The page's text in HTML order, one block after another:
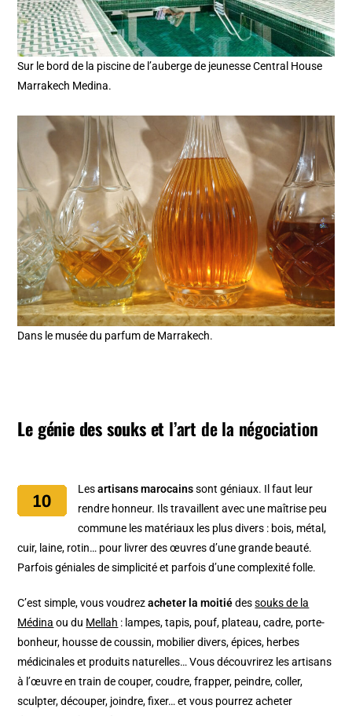
Sur le bord de la piscine de l’auberge de jeunesse Central House
Marrakech Medina.
Dans le musée du parfum de Marrakech.
Le génie des souks et l’art de la négociation
Lesartisans marocainssont géniaux. Il faut leur
rendre honneur. Ils travaillent avec une maîtrise peu
commune les matériaux les plus divers : bois, métal,
cuir, laine, rotin… pour livrer des œuvres d’une grande beauté.
Parfois géniales de simplicité et parfois d’une complexité folle.
C’est simple, vous voudrezacheter la moitiédessouks de la
Médina ou du Mellah : lampes, tapis, pouf, plateau, cadre, porte-
bonheur, housse de coussin, mobilier divers, épices, herbes
médicinales et produits naturelles… Vous découvrirez les artisans
à l’œuvre en train de couper, coudre, frapper, peindre, coller,
sculpter, découper, joindre, fixer… et vous pourrez acheter